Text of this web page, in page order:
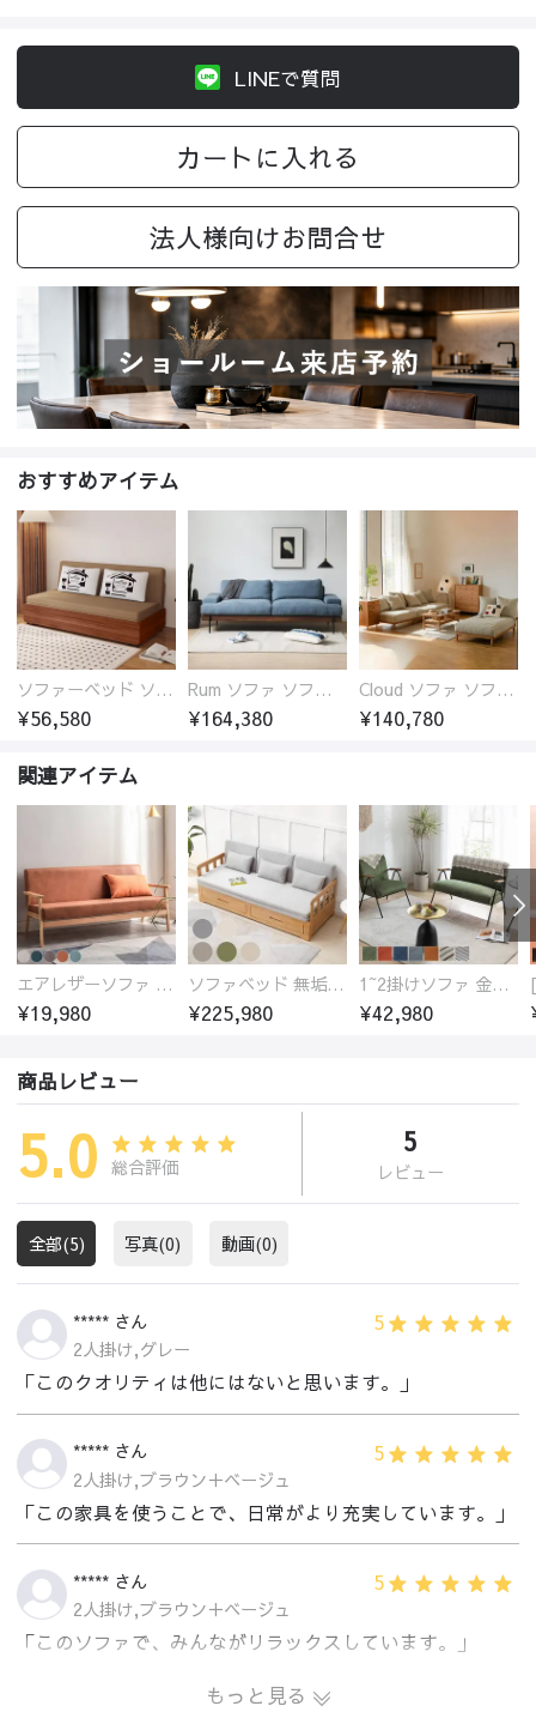
LINEで質問
カートに入れる
法人様向けお問合せ
おすすめアイテム
ソファーベッド ソファベッド 2人 3人掛け 「幅100～180cm」ソファー ソファーベッド 1人掛け 2人掛け 3人掛け 収納付き 北欧 コンパクト-fsx-1005
¥56,580
Rum ソファ ソファー おしゃれ 1人掛け～4人掛け ウォールナットorオーク材フレーム 西海岸風 肘掛
¥164,380
Cloud ソファ ソファーおしゃれ 1人掛け～3人掛け チェリー材フレーム 木製 北欧 おしゃれ 5カラー 自由レイアウト
¥140,780
関連アイテム
エアレザーソファ おしゃれ 無地 1人用 二人掛け 3人掛け
¥19,980
ソファベッド 無垢材フレーム
¥225,980
1~2掛けソファ 金属フレーム 高反発ウレタン
¥42,980
商品レビュー
5.0 総合評価
5
レビュー
全部(5) 写真(0) 動画(0)
***** さん 5
2人掛け,グレー
「このクオリティは他にはないと思います。」
***** さん 5
2人掛け,ブラウン＋ベージュ
「この家具を使うことで、日常がより充実しています。」
***** さん 5
2人掛け,ブラウン＋ベージュ
「このソファで、みんながリラックスしています。」
もっと見る